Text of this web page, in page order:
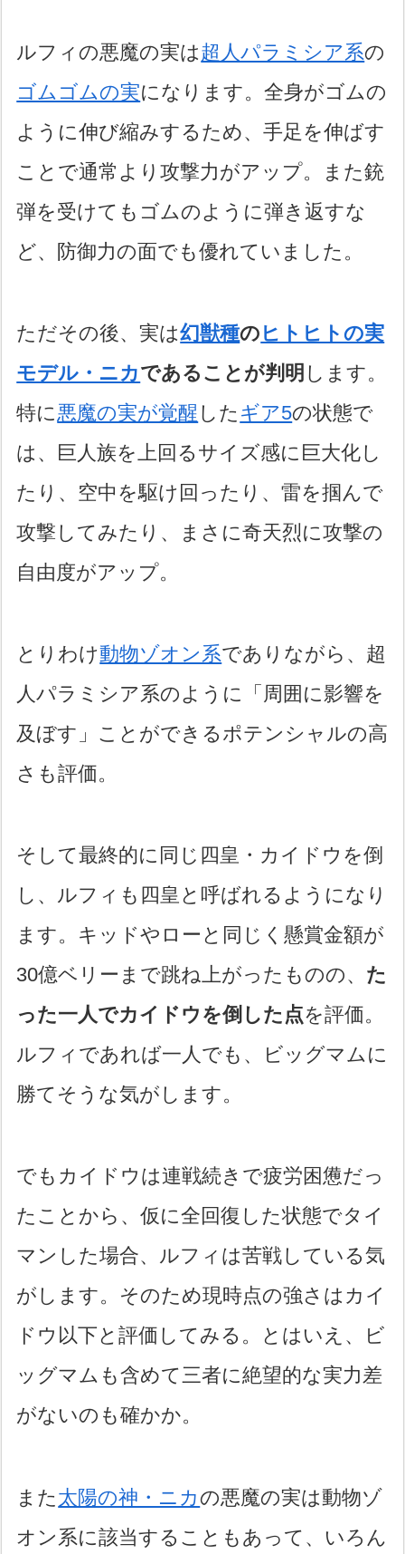
ルフィの悪魔の実は超人パラミシア系の
ゴムゴムの実になります。全身がゴムの
ように伸び縮みするため、手足を伸ばす
ことで通常より攻撃力がアップ。また銃
弾を受けてもゴムのように弾き返すな
ど、防御力の面でも優れていました。
ただその後、実は幻獣種の ヒトヒトの実
モデル・ニカであることが判明 します。
特に 悪魔の実が覚醒 した ギア5の状態で
は、巨人族を上回るサイズ感に巨大化し
たり、空中を駆け回ったり、雷を掴んで
攻撃してみたり、まさに奇天烈に攻撃の
自由度がアップ。
とりわけ動物ゾオン系でありながら、超
人パラミシア系のように「周囲に影響を
及ぼす」ことができるポテンシャルの高
さも評価。
そして最終的に同じ四皇・カイドウを倒
し、ルフィも四皇と呼ばれるようになり
ます。キッドやローと同じく懸賞金額が
30億ベリーまで跳ね上がったものの、 た
った一人でカイドウを倒した点を評価。
ルフィであれば一人でも、ビッグマムに
勝てそうな気がします。
でもカイドウは連戦続きで疲労困憊だっ
たことから、仮に全回復した状態でタイ
マンした場合、ルフィは苦戦している気
がします。そのため現時点の強さはカイ
ドウ以下と評価してみる。とはいえ、ビ
ッグマムも含めて三者に絶望的な実力差
がないのも確かか。
また 太陽の神・ニカの悪魔の実は動物ゾ
オン系に該当することもあって、いろん